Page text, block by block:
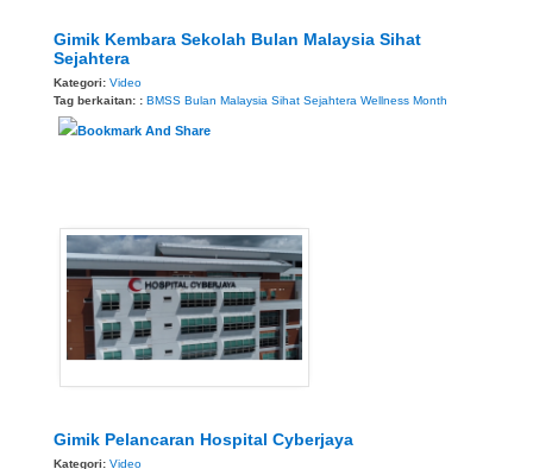
Gimik Kembara Sekolah Bulan Malaysia Sihat
Sejahtera
Kategori: Video
Tag berkaitan: : BMSS Bulan Malaysia Sihat Sejahtera Wellness Month
Gimik Pelancaran Hospital Cyberjaya
Kategori: Video